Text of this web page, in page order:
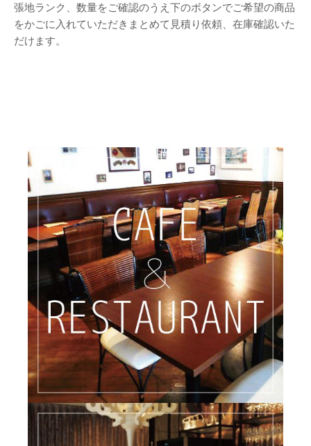
張地ランク、数量をご確認のうえ下のボタンでご希望の商品
をかごに入れていただきまとめて見積り依頼、在庫確認いた
だけます。